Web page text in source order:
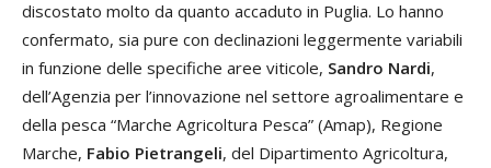
discostato molto da quanto accaduto in Puglia. Lo hanno
confermato, sia pure con declinazioni leggermente variabili
in funzione delle specifiche aree viticole, Sandro Nardi,
dell’Agenzia per l’innovazione nel settore agroalimentare e
della pesca “Marche Agricoltura Pesca” (Amap), Regione
Marche, Fabio Pietrangeli, del Dipartimento Agricoltura,